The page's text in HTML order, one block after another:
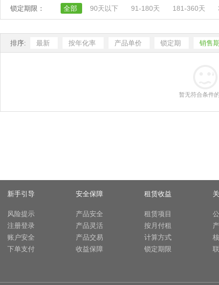
锁定期限： 全部 90天以下 91-180天 181-360天
排序: 最新 按年化率 产品单价 锁定期 销售
暂无符合条件
新手引导
风险提示
注册登录
账户安全
下单支付
安全保障
产品安全
产品灵活
产品交易
收益保障
租赁收益
租赁项目
按月付租
计算方式
锁定期限